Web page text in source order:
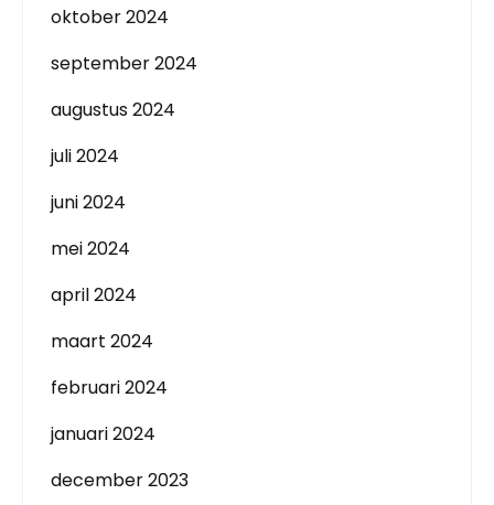
oktober 2024
september 2024
augustus 2024
juli 2024
juni 2024
mei 2024
april 2024
maart 2024
februari 2024
januari 2024
december 2023